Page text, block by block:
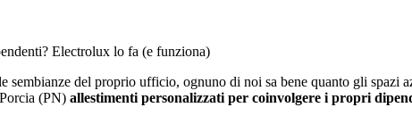
Electrolux lo fa (e funziona)
sembianze del proprio ufficio, ognuno di noi sa bene quanto gli
(PN) allestimenti personalizzati per coinvolgere i propri